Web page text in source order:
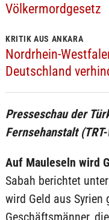
Völkermordgesetz
KRITIK AUS ANKARA
Nordrhein-
Deutschland
Presseschau der
Fernsehanstalt
Auf Mauleseln wird
Sabah berichtet
wird Geld aus Syrien
Geschäftsmänner,